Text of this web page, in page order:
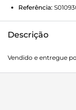
Referência:
Descrição
conquistam por
looks
vestidos
Vendido e entregue